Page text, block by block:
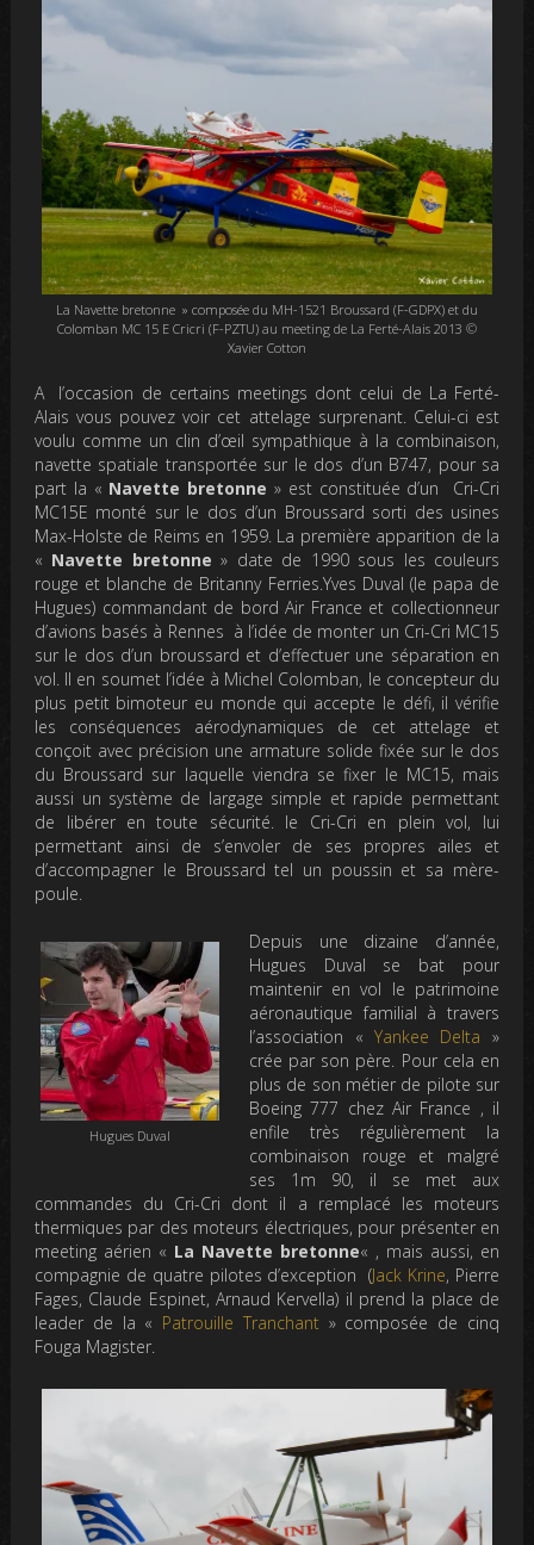
La Navette bretonne » composée du MH-1521 Broussard (F-GDPX) et du
Colomban MC 15 E Cricri (F-PZTU) au meeting de La Ferté-Alais 2013 ©
Xavier Cotton
A l’occasion de certains meetings dont celui de La Ferté-
Alais vous pouvez voir cet attelage surprenant. Celui-ci est
voulu comme un clin d’œil sympathique à la combinaison,
navette spatiale transportée sur le dos d’un B747, pour sa
part la « Navette bretonne » est constituée d’un Cri-Cri
MC15E monté sur le dos d’un Broussard sorti des usines
Max-Holste de Reims en 1959. La première apparition de la
« Navette bretonne » date de 1990 sous les couleurs
rouge et blanche de Britanny Ferries.Yves Duval (le papa de
Hugues) commandant de bord Air France et collectionneur
d’avions basés à Rennes à l’idée de monter un Cri-Cri MC15
sur le dos d’un broussard et d’effectuer une séparation en
vol. Il en soumet l’idée à Michel Colomban, le concepteur du
plus petit bimoteur eu monde qui accepte le défi, il vérifie
les conséquences aérodynamiques de cet attelage et
conçoit avec précision une armature solide fixée sur le dos
du Broussard sur laquelle viendra se fixer le MC15, mais
aussi un système de largage simple et rapide permettant
de libérer en toute sécurité. le Cri-Cri en plein vol, lui
permettant ainsi de s’envoler de ses propres ailes et
d’accompagner le Broussard tel un poussin et sa mère-
poule.
Hugues Duval
Depuis une dizaine d’année,
Hugues Duval se bat pour
maintenir en vol le patrimoine
aéronautique familial à travers
l’association « Yankee Delta »
crée par son père. Pour cela en
plus de son métier de pilote sur
Boeing 777 chez Air France , il
enfile très régulièrement la
combinaison rouge et malgré
ses 1m 90, il se met aux
commandes du Cri-Cri dont il a remplacé les moteurs
thermiques par des moteurs électriques, pour présenter en
meeting aérien « La Navette bretonne« , mais aussi, en
compagnie de quatre pilotes d’exception (Jack Krine, Pierre
Fages, Claude Espinet, Arnaud Kervella) il prend la place de
leader de la « Patrouille Tranchant » composée de cinq
Fouga Magister.